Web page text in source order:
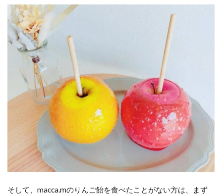
そして、macca.mのりんご飴を食べたことがない方は、まず